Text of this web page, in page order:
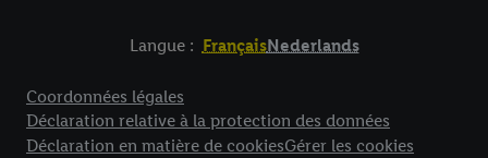
Langue : FrançaisNederlands
Coordonnées légales
Déclaration relative à la protection des données
Déclaration en matière de cookiesGérer les cookies